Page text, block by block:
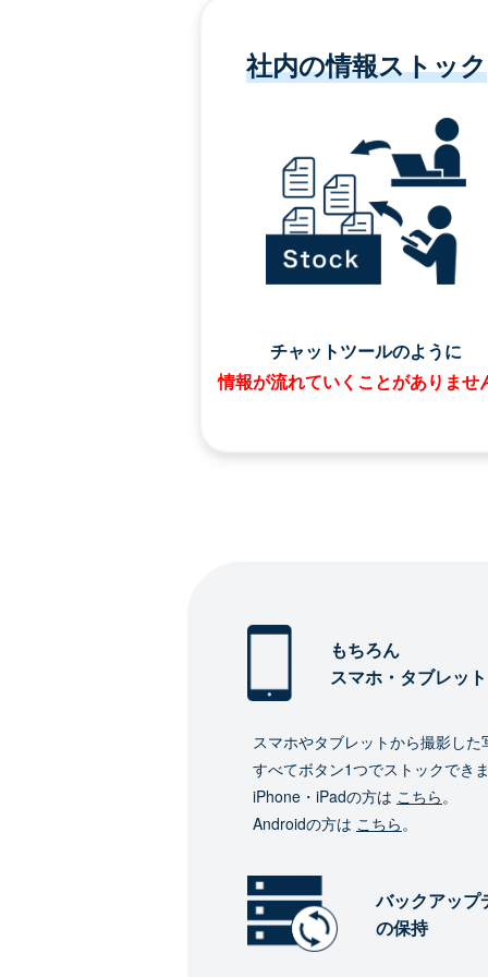
社内の情報ストック
チャットツールのように
情報が流れていくことがありませ
もちろん
スマホ・タブレッ
スマホやタブレットから撮影した
すべてボタン1つでストックでき
iPhone・iPadの方は こちら。
Androidの方は こちら。
バックアップ
の保持